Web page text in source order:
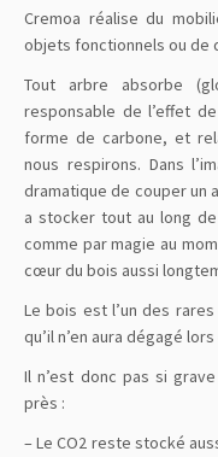
Cremoa réalise du
objets fonctionnels ou de
Tout arbre absorbe
responsable de l’effet
forme de carbone, et
nous respirons. Dans
dramatique de couper un
a stocker tout au long
comme par magie au
cœur du bois aussi
Le bois est l’un des
qu’il n’en aura dégagé
Il n’est donc pas si
près :
– Le CO2 reste stocké